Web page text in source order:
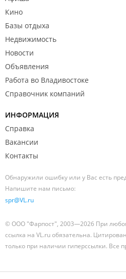
Кино
Базы отдыха
Недвижимость
Новости
Объявления
Работа во Владивостоке
Справочник компаний
ИНФОРМАЦИЯ
Справка
Вакансии
Контакты
Обнаружили ошибку или у Вас есть
Напишите нам письмо:
spr@VL.ru
© ООО "Фарпост", 2003—2026 При
ссылка на VL.ru обязательна.
только при наличии гиперссылки. Все